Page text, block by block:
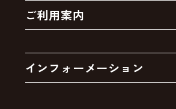
クーポン
卸販売・大量注文
アウトレットセール
ご利用案内
お支払いについて
インフォーメーション